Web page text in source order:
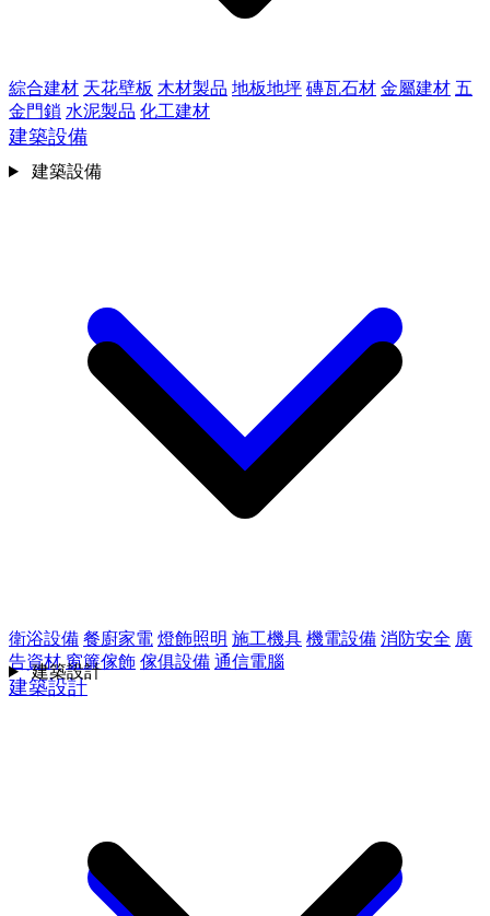
綜合建材 天花壁板 木材製品 地板地坪 磚瓦石材 金屬建材 五
金門鎖 水泥製品 化工建材
建築設備
衛浴設備 餐廚家電 燈飾照明 施工機具 機電設備 消防安全 廣
告資材 窗簾傢飾 傢俱設備 通信電腦
建築設計
建築設備
建築設計